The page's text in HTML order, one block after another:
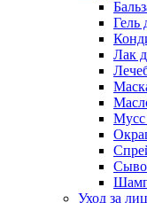
Гель
Лак
Мусс
Уход за